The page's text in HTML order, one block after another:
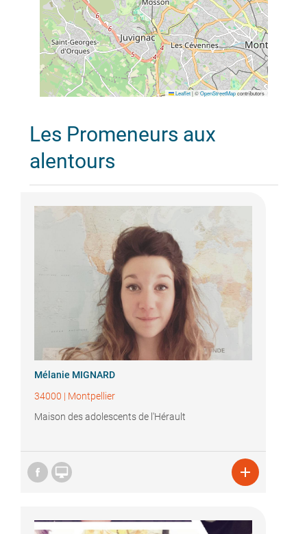
Leaflet |©OpenStreetMapcontributors
Les Promeneurs aux
alentours
Mélanie MIGNARD
34000 | Montpellier
Maison des adolescents de l'Hérault
 